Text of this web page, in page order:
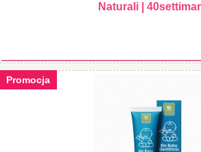
Naturali |
Promocja